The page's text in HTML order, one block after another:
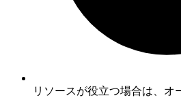
リソースが役立つ場合は、オ